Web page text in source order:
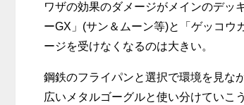
ワザの効果のダメージがメインのデッ
ーGX」(サン＆ムーン等)と「ゲッコウ
ージを受けなくなるのは大きい。
鋼鉄のフライパンと選択で環境を見な
広いメタルゴーグルと使い分けていこう